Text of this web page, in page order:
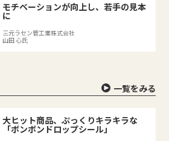
モチベーションが向上し、若手の見本
に
三元ラセン管工業株式会社
山田 心氏
一覧をみる
大ヒット商品、ぷっくりキラキラな
「ボンボンドロップシール」